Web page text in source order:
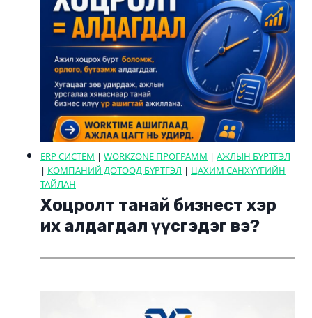
ERP СИСТЕМ | WORKZONE ПРОГРАММ | АЖЛЫН БҮРТГЭЛ
| КОМПАНИЙ ДОТООД БҮРТГЭЛ | ЦАХИМ САНХҮҮГИЙН
ТАЙЛАН
Хоцролт танай бизнест хэр
их алдагдал үүсгэдэг вэ?